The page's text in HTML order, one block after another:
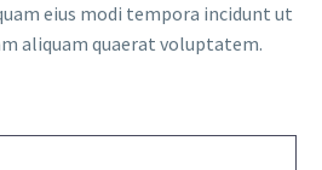
eius modi tempora incidunt ut
aliquam quaerat voluptatem.